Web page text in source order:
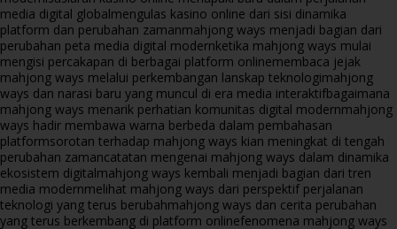
media digital globalmengulas kasino online dari sisi dinamika
platform dan perubahan zamanmahjong ways menjadi bagian dari
perubahan peta media digital modernketika mahjong ways mulai
mengisi percakapan di berbagai platform onlinemembaca jejak
mahjong ways melalui perkembangan lanskap teknologimahjong
ways dan narasi baru yang muncul di era media interaktifbagaimana
mahjong ways menarik perhatian komunitas digital modernmahjong
ways hadir membawa warna berbeda dalam pembahasan
platformsorotan terhadap mahjong ways kian meningkat di tengah
perubahan zamancatatan mengenai mahjong ways dalam dinamika
ekosistem digitalmahjong ways kembali menjadi bagian dari tren
media modernmelihat mahjong ways dari perspektif perjalanan
teknologi yang terus berubahmahjong ways dan cerita perubahan
yang terus berkembang di platform onlinefenomena mahjong ways